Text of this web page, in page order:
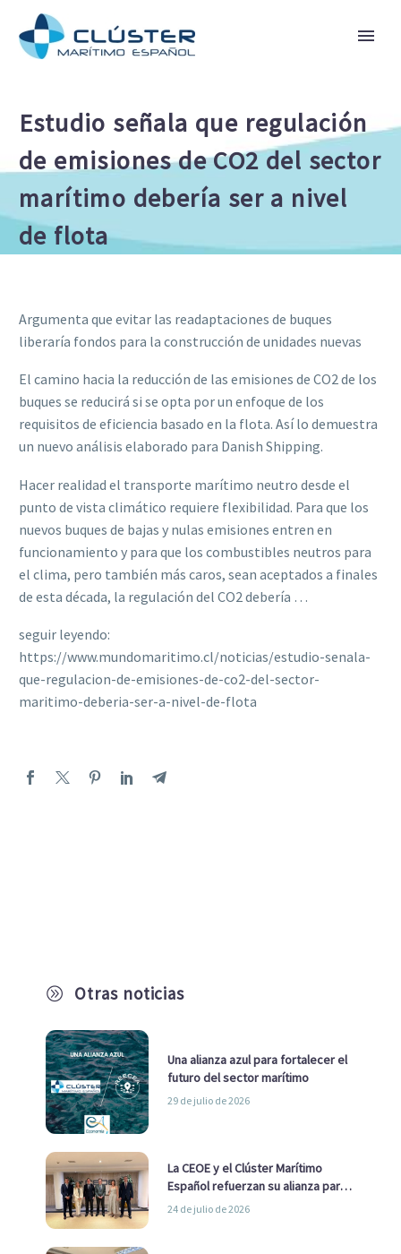
Estudio señala que regulación
de emisiones de CO2 del sector
marítimo debería ser a nivel
de flota
A Otras noticias
Una alianza azul para fortalecer el
futuro del sector marítimo
29 de julio de 2026
La CEOE y el Clúster Marítimo
Español refuerzan su alianza para
impulsar una estrategia Nacional
24 de julio de 2026
Argumenta que evitar las readaptaciones de buques
liberaría fondos para la construcción de unidades nuevas
El camino hacia la reducción de las emisiones de CO2 de los
buques se reducirá si se opta por un enfoque de los
requisitos de eficiencia basado en la flota. Así lo demuestra
un nuevo análisis elaborado para Danish Shipping.
Hacer realidad el transporte marítimo neutro desde el
punto de vista climático requiere flexibilidad. Para que los
nuevos buques de bajas y nulas emisiones entren en
funcionamiento y para que los combustibles neutros para
el clima, pero también más caros, sean aceptados a finales
de esta década, la regulación del CO2 debería …
seguir leyendo:
https://www.mundomaritimo.cl/noticias/estudio-senala-
que-regulacion-de-emisiones-de-co2-del-sector-
maritimo-deberia-ser-a-nivel-de-flota